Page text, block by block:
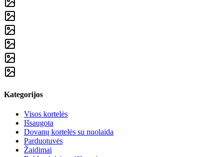
Kategorijos
Visos kortelės
Išsaugota
Dovanų kortelės su nuolaida
Parduotuvės
Žaidimai